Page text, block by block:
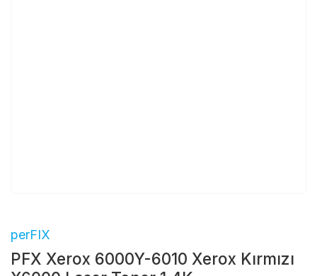
perFIX
PFX Xerox 6000Y-6010 Xerox Kırmızı